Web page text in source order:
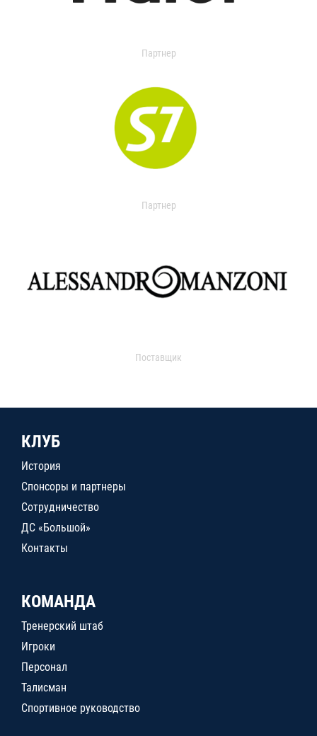
Партнер
Партнер
Поставщик
КЛУБ
История
Спонсоры и партнеры
Сотрудничество
ДС «Большой»
Контакты
КОМАНДА
Тренерский штаб
Игроки
Персонал
Талисман
Спортивное руководство